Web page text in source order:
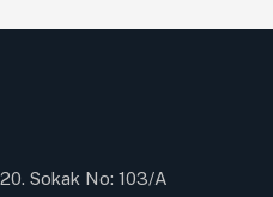
Sokak No: 103/A